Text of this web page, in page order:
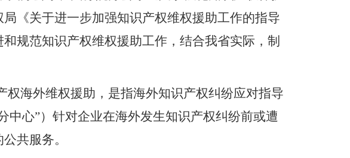
《关于进一步加强知识产权维权援助工作的指导
规范知识产权维权援助工作，结合我省实际，制
权海外维权援助，是指海外知识产权纠纷应对指导
中心”）针对企业在海外发生知识产权纠纷前或遭
共服务。